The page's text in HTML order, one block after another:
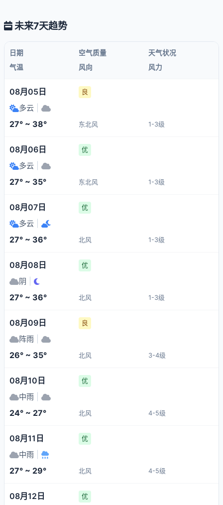
未来7天趋势
日期 空气质量
天气状况
气温
风向 风力
08月05日 良
多云
27° ~ 38° 东北风 1-3级
08月06日 优
多云
27° ~ 35° 东北风 1-3级
08月07日 优
多云
27° ~ 36° 北风 1-3级
08月08日 优
阴
27° ~ 36° 北风 1-3级
08月09日 良
阵雨
26° ~ 35° 北风 3-4级
08月10日 优
中雨
24° ~ 27° 北风 4-5级
08月11日 优
中雨
27° ~ 29° 北风 4-5级
08月12日 优